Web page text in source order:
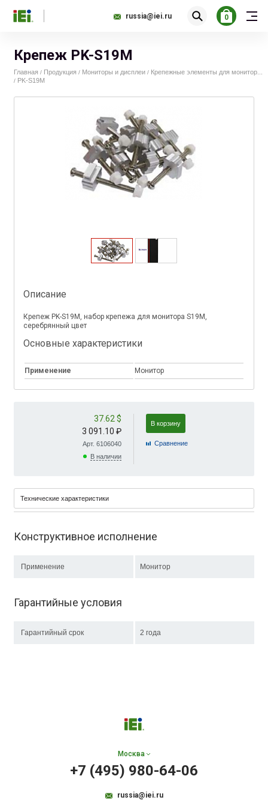
russia@iei.ru 0
Крепеж PK-S19M
Главная / Продукция / Мониторы и дисплеи / Крепежные элементы для монитор...
/ PK-S19M
Описание
Крепеж PK-S19M, набор крепежа для монитора S19M,
серебрянный цвет
Основные характеристики
Применение Монитор
37.62 $
3 091.10 ₽
Арт. 6106040
В наличии
В корзину
Cравнение
Технические характеристики
Конструктивное исполнение
Применение Монитор
Гарантийные условия
Гарантийный срок 2 года
Москва
+7 (495) 980-64-06
russia@iei.ru